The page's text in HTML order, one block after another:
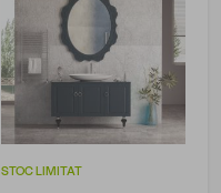
STOC LIMITAT